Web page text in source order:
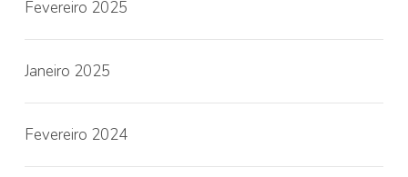
Fevereiro 2025
Janeiro 2025
Fevereiro 2024